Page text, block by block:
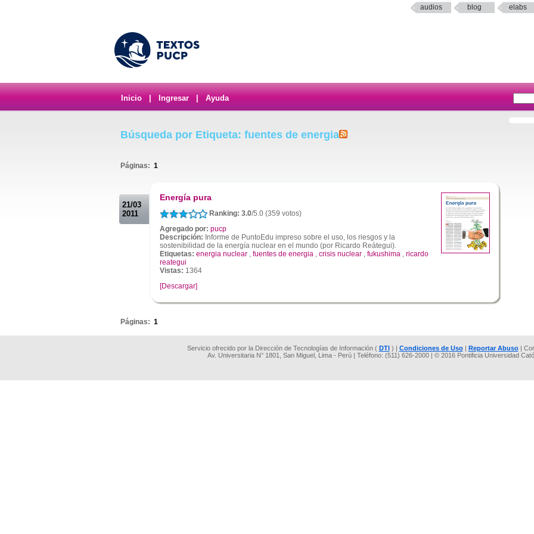
audios blog elabs
Inicio Ingresar Ayuda
Búsqueda por Etiqueta: fuentes de energia
Páginas: 1
21/03
2011
Energía pura
Ranking: 3.0/5.0 (359 votos)
Agregado por: pucp
Descripción: Informe de PuntoEdu impreso sobre el uso, los riesgos y la
sostenibilidad de la energía nuclear en el mundo (por Ricardo Reátegui).
Etiquetas: energia nuclear , fuentes de energia , crisis nuclear , fukushima , ricardo
reategui
Vistas: 1364
[Descargar]
Páginas: 1
Servicio ofrecido por la Dirección de Tecnologías de Información ( DTI) | Condiciones de Uso| Reportar Abuso|
Av. Universitaria N° 1801, San Miguel, Lima - Perú | Teléfono: (511) 626-2000 | © 2016 Pontificia Universidad